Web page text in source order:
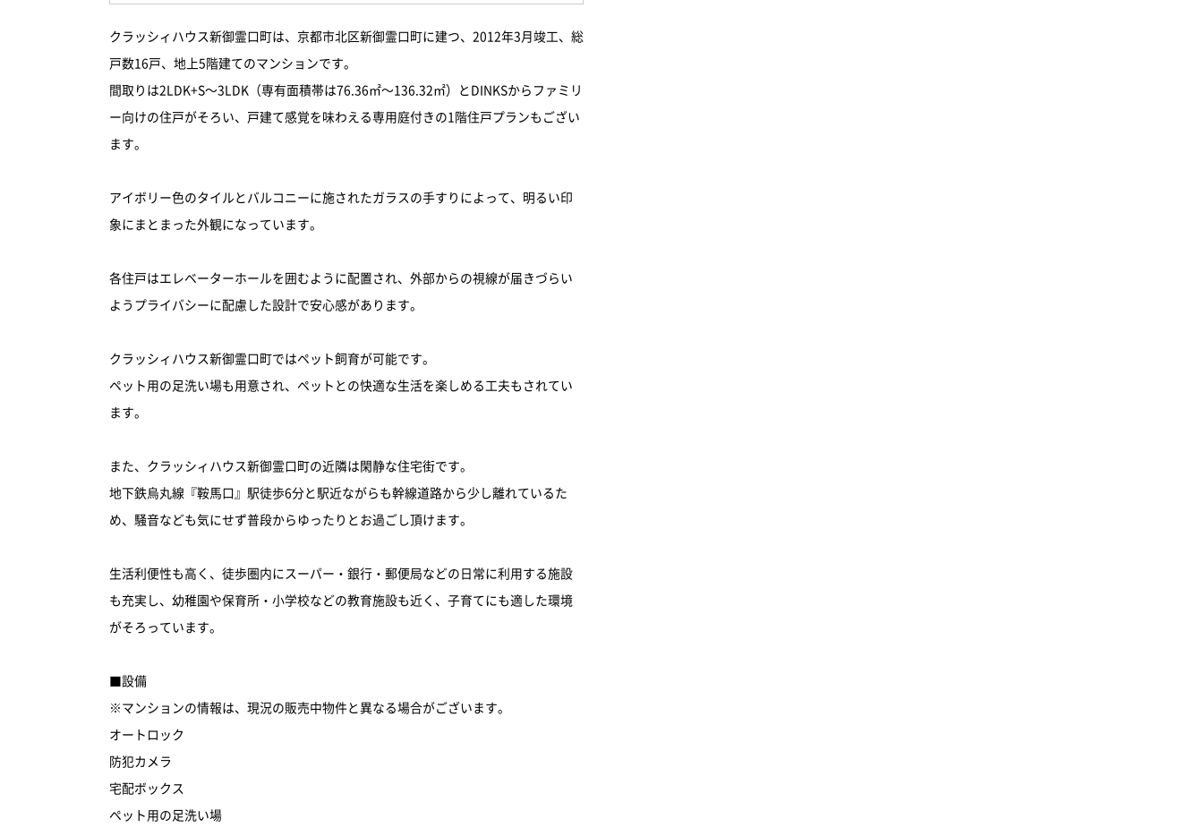
クラッシィハウス新御霊口町は、京都市北区新御霊口町に建つ、2012年3月竣工、総
戸数16戸、地上5階建てのマンションです。
間取りは2LDK+S～3LDK（専有面積帯は76.36㎡～136.32㎡）とDINKSからファミリ
ー向けの住戸がそろい、戸建て感覚を味わえる専用庭付きの1階住戸プランもござい
ます。
アイボリー色のタイルとバルコニーに施されたガラスの手すりによって、明るい印
象にまとまった外観になっています。
各住戸はエレベーターホールを囲むように配置され、外部からの視線が届きづらい
ようプライバシーに配慮した設計で安心感があります。
クラッシィハウス新御霊口町ではペット飼育が可能です。
ペット用の足洗い場も用意され、ペットとの快適な生活を楽しめる工夫もされてい
ます。
また、クラッシィハウス新御霊口町の近隣は閑静な住宅街です。
地下鉄烏丸線『鞍馬口』駅徒歩6分と駅近ながらも幹線道路から少し離れているた
め、騒音なども気にせず普段からゆったりとお過ごし頂けます。
生活利便性も高く、徒歩圏内にスーパー・銀行・郵便局などの日常に利用する施設
も充実し、幼稚園や保育所・小学校などの教育施設も近く、子育てにも適した環境
がそろっています。
■設備
※マンションの情報は、現況の販売中物件と異なる場合がございます。
オートロック
防犯カメラ
宅配ボックス
ペット用の足洗い場